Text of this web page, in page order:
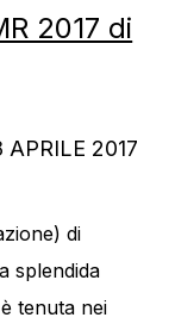
2017 di
APRILE 2017
di
splendida
tenuta nei